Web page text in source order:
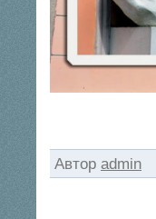
Автор admin